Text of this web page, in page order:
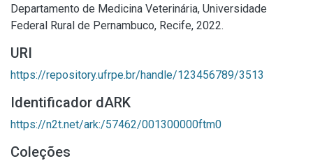
Departamento de Medicina Veterinária, Universidade
Federal Rural de Pernambuco, Recife, 2022.
URI
https://repository.ufrpe.br/handle/123456789/3513
Identificador dARK
https://n2t.net/ark:/57462/001300000ftm0
Coleções